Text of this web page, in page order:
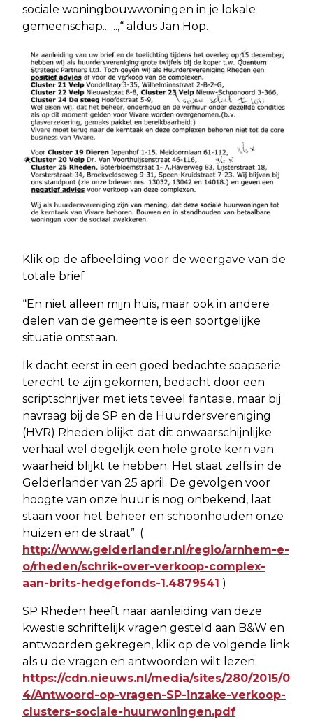
sociale woningbouwwoningen in je lokale
gemeenschap.......,“ aldus Jan Hop.
Klik op de afbeelding voor de weergave van de
totale brief
“En niet alleen mijn huis, maar ook in andere
delen van de gemeente is een soortgelijke
situatie ontstaan.
Ik dacht eerst in een goed bedachte soapserie
terecht te zijn gekomen, bedacht door een
scriptschrijver met iets teveel fantasie, maar bij
navraag bij de SP en de Huurdersvereniging
(HVR) Rheden blijkt dat dit onwaarschijnlijke
verhaal wel degelijk een hele grote kern van
waarheid blijkt te hebben. Het staat zelfs in de
Gelderlander van 25 april. De gevolgen voor
hoogte van onze huur is nog onbekend, laat
staan voor het beheer en schoonhouden onze
huizen en de straat”. (
http://www.gelderlander.nl/regio/arnhem-e-
o/rheden/schrik-over-verkoop-complex-
aan-brits-hedgefonds-1.4879541 )
SP Rheden heeft naar aanleiding van deze
kwestie schriftelijk vragen gesteld aan B&W en
antwoorden gekregen, klik op de volgende link
als u de vragen en antwoorden wilt lezen:
https://cdn.nieuws.nl/media/sites/280/2015/0
4/Antwoord-op-vragen-SP-inzake-verkoop-
clusters-sociale-huurwoningen.pdf